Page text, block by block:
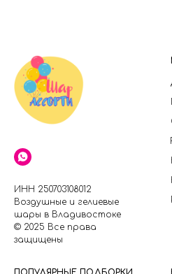
ИНН 250703108012
Воздушные и гелиевые
шары в Владивостоке
© 2025 Все права
защищены